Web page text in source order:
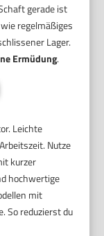
gerade ist
regelmäßiges
Lager.
Ermüdung.
Leichte
Nutze
kurzer
hochwertige
mit
So reduzierst du